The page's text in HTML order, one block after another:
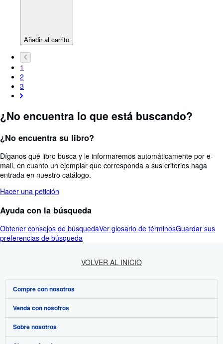
Añadir al carrito
1
2
3
¿No encuentra lo que está buscando?
¿No encuentra su libro?
Díganos qué libro busca y le informaremos automáticamente por e-
mail, en cuanto un ejemplar que corresponda a sus criterios haga
entrada en nuestro catálogo.
Hacer una petición
Ayuda con la búsqueda
Obtener consejos de búsquedaVer glosario de términosGuardar sus
preferencias de búsqueda
VOLVER AL INICIO
Compre con nosotros
Búsqueda avanzada
Colecciones
Venda con nosotros
Comenzar a vender
Sobre nosotros